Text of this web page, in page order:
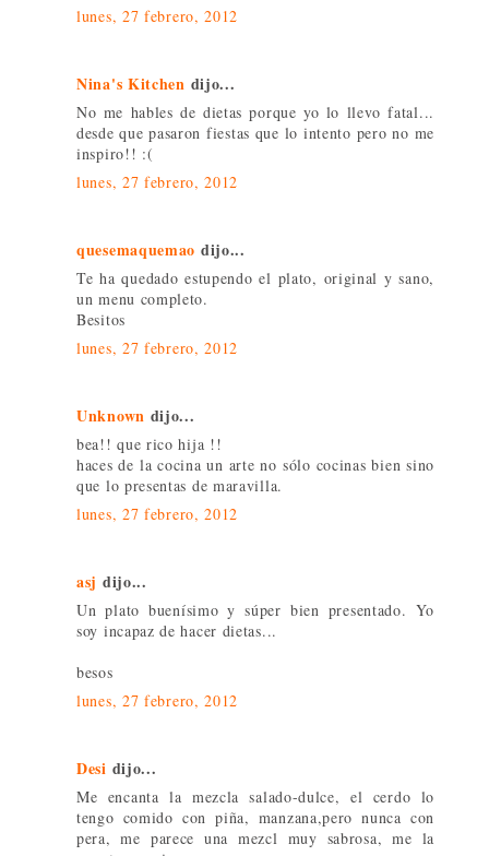
lunes, 27 febrero, 2012
Nina's Kitchen dijo...
No me hables de dietas porque yo lo llevo fatal...
desde que pasaron fiestas que lo intento pero no me
inspiro!! :(
lunes, 27 febrero, 2012
quesemaquemao dijo...
Te ha quedado estupendo el plato, original y sano,
un menu completo.
Besitos
lunes, 27 febrero, 2012
Unknown dijo...
bea!! que rico hija !!
haces de la cocina un arte no sólo cocinas bien sino
que lo presentas de maravilla.
lunes, 27 febrero, 2012
asj dijo...
Un plato buenísimo y súper bien presentado. Yo
soy incapaz de hacer dietas...
besos
lunes, 27 febrero, 2012
Desi dijo...
Me encanta la mezcla salado-dulce, el cerdo lo
tengo comido con piña, manzana,pero nunca con
pera, me parece una mezcl muy sabrosa, me la